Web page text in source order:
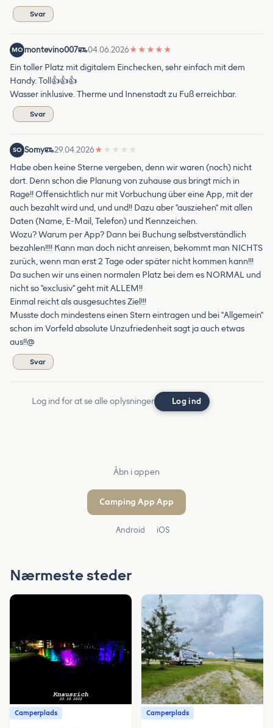
Svar
MO montevino007 04.06.2026★ ★ ★ ★ ★
Ein toller Platz mit digitalem Einchecken, sehr einfach mit dem
Handy. Toll👍👍👍
Wasser inklusive. Therme und Innenstadt zu Fuß erreichbar.
Svar
SO Somy 29.04.2026★ ★ ★ ★ ★
Habe oben keine Sterne vergeben, denn wir waren (noch) nicht
dort. Denn schon die Planung von zuhause aus bringt mich in
Rage!! Offensichtlich nur mit Vorbuchung über eine App, mit der
auch bezahlt wird und, und und!! Dazu aber "ausziehen" mit allen
Daten (Name, E-Mail, Telefon) und Kennzeichen.
Wozu? Warum per App? Dann bei Buchung selbstverständlich
bezahlen!!!! Kann man doch nicht anreisen, bekommt man NICHTS
zurück, wenn man erst 2 Tage oder später nicht kommen kann!!!
Da suchen wir uns einen normalen Platz bei dem es NORMAL und
nicht so "exclusiv" geht mit ALLEM!!
Einmal reicht als ausgesuchtes Ziel!!!
Musste doch mindestens einen Stern eintragen und bei "Allgemein"
schon im Vorfeld absolute Unzufriedenheit sagt ja auch etwas
aus!!@
Svar
Log ind for at se alle oplysninger Log ind
Åbn i appen
Camping App App
Android iOS
Nærmeste steder
Camperplads Camperplads